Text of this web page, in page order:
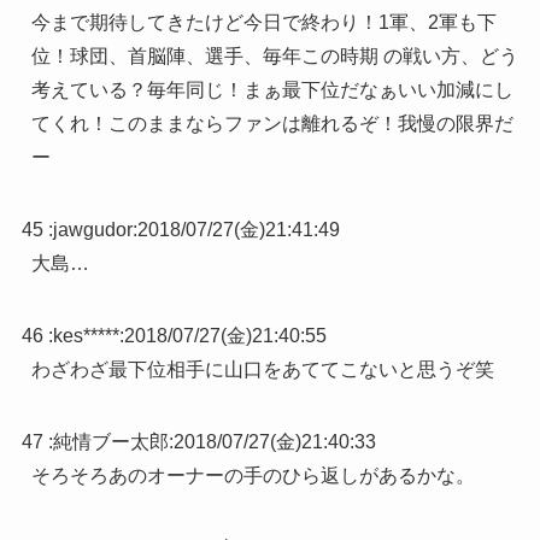
今まで期待してきたけど今日で終わり！1軍、2軍も下
位！球団、首脳陣、選手、毎年この時期 の戦い方、どう
考えている？毎年同じ！まぁ最下位だなぁいい加減にし
てくれ！このままならファンは離れるぞ！我慢の限界だ
ー
45 :jawgudor:2018/07/27(金)21:41:49
大島…
46 :kes*****:2018/07/27(金)21:40:55
わざわざ最下位相手に山口をあててこないと思うぞ笑
47 :純情ブー太郎:2018/07/27(金)21:40:33
そろそろあのオーナーの手のひら返しがあるかな。